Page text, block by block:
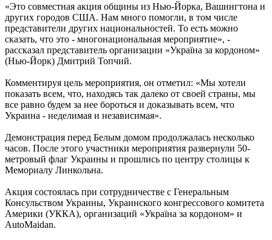
«Это совместная акция общины из Нью-Йорка, Вашингтона и
других городов США. Нам много помогли, в том числе
представители других национальностей. То есть можно
сказать, что это - многонациональная мероприятие», -
рассказал представитель организации «Україна за кордоном»
(Нью-Йорк) Дмитрий Топчий.
Комментируя цель мероприятия, он отметил: «Мы хотели
показать всем, что, находясь так далеко от своей страны, мы
все равно будем за нее бороться и доказывать всем, что
Украина - неделимая и независимая».
Демонстрация перед Белым домом продолжалась несколько
часов. После этого участники мероприятия развернули 50-
метровый флаг Украины и прошлись по центру столицы к
Мемориалу Линкольна.
Акция состоялась при сотрудничестве с Генеральным
Консульством Украины, Украинского конгрессового комитета
Америки (УККА), организаций «Україна за кордоном» и
AutoMaidan.